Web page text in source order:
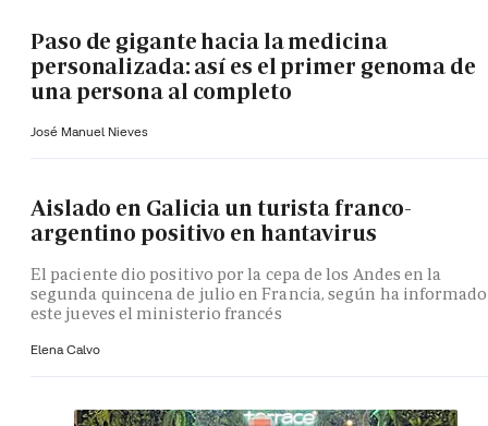
Paso de gigante hacia la medicina
personalizada: así es el primer genoma de
una persona al completo
José Manuel Nieves
Aislado en Galicia un turista franco-
argentino positivo en hantavirus
El paciente dio positivo por la cepa de los Andes en la
segunda quincena de julio en Francia, según ha informado
este jueves el ministerio francés
Elena Calvo